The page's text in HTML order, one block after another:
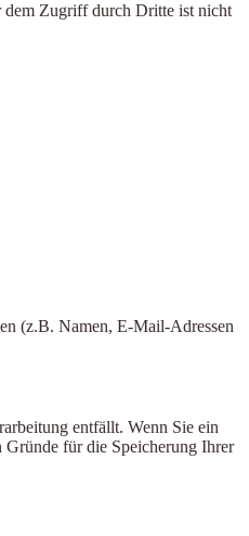
dem Zugriff durch Dritte ist nicht
(z.B. Namen, E-Mail-Adressen
entfällt. Wenn Sie ein
für die Speicherung Ihrer